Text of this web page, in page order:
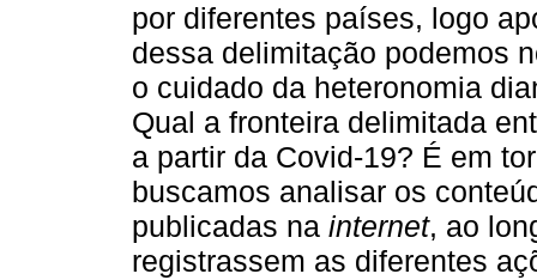
por diferentes países, logo
dessa delimitação podemos
o cuidado da heteronomia
Qual a fronteira delimitada
a partir da Covid-19? É em
buscamos analisar os
publicadas na internet, ao
registrassem as diferentes